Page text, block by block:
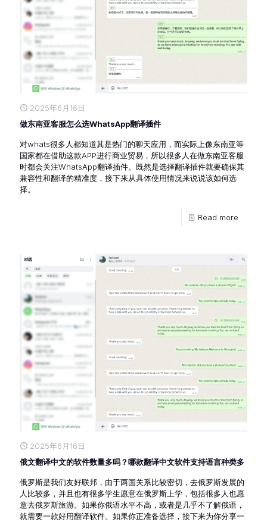
2025年6月16日
做东南亚客服怎么选WhatsApp翻译插件
对whats很多人都知道其是热门的聊天应用，而实际上像东南亚等
国家都在借助这款APP进行商业贸易，所以很多人在做东南亚客服
时都会关注WhatsApp翻译插件。既然是选择翻译插件就要确保其
兼容性和翻译的精准度，接下来从具体使用情况来说说该如何选
择。
Read more
2025年6月16日
俄文翻译中文的软件数量多吗？哪款翻译中文软件支持语言种类多
俄罗斯是我们友好联邦，由于两国关系比较密切，去俄罗斯发展的
人比较多，并且也有很多学生愿意在俄罗斯上学，包括很多人也愿
意去俄罗斯旅游。如果你俄语水平不高，或者是几乎不了解俄语，
就需要一款好用翻译软件。如果你正准备选择，接下来为你分享一